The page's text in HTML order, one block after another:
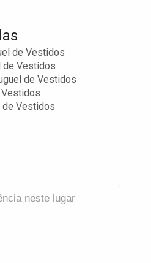
de Vestidos
de Vestidos
de Vestidos
Vestidos
de Vestidos